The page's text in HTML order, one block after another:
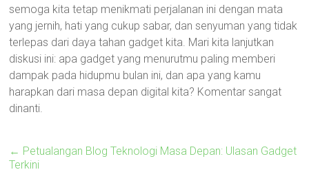
semoga kita tetap menikmati perjalanan ini dengan mata
yang jernih, hati yang cukup sabar, dan senyuman yang tidak
terlepas dari daya tahan gadget kita. Mari kita lanjutkan
diskusi ini: apa gadget yang menurutmu paling memberi
dampak pada hidupmu bulan ini, dan apa yang kamu
harapkan dari masa depan digital kita? Komentar sangat
dinanti.
← Petualangan Blog Teknologi Masa Depan: Ulasan Gadget
Terkini